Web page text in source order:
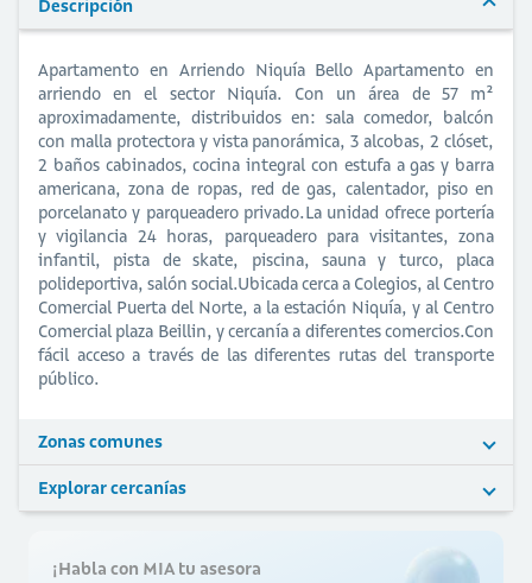
Descripción
Apartamento en Arriendo Niquía Bello Apartamento en
arriendo en el sector Niquía. Con un área de 57 m²
aproximadamente, distribuidos en: sala comedor, balcón
con malla protectora y vista panorámica, 3 alcobas, 2 clóset,
2 baños cabinados, cocina integral con estufa a gas y barra
americana, zona de ropas, red de gas, calentador, piso en
porcelanato y parqueadero privado.La unidad ofrece portería
y vigilancia 24 horas, parqueadero para visitantes, zona
infantil, pista de skate, piscina, sauna y turco, placa
polideportiva, salón social.Ubicada cerca a Colegios, al Centro
Comercial Puerta del Norte, a la estación Niquía, y al Centro
Comercial plaza Beillin, y cercanía a diferentes comercios.Con
fácil acceso a través de las diferentes rutas del transporte
público.
Zonas comunes
Explorar cercanías
¡Habla con MIA tu asesora